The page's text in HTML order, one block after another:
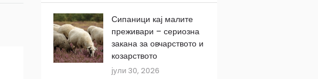
Сипаници кај малите
преживари – сериозна
закана за овчарството и
козарството
јули 30, 2026